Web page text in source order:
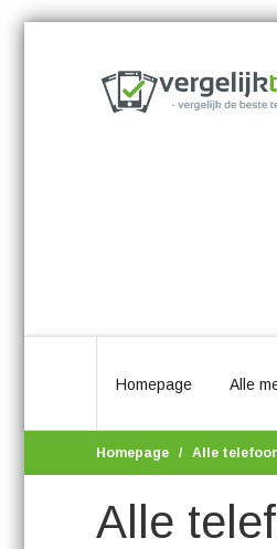
Homepage Alle
Homepage Alle
Alle